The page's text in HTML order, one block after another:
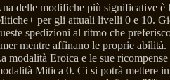
delle modifiche più significative è
per gli attuali livelli 0 e 10.
spedizioni al ritmo che
mentre affinano le proprie abilità.
modalità Eroica e le sue
Mitica 0. Ci si potrà mettere